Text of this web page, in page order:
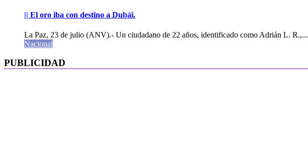
|| El oro iba con destino a Dubái.
La Paz, 23 de julio (ANV).- Un ciudadano de 22 años, identificado como Adrián L. R.,...
Nacional
PUBLICIDAD